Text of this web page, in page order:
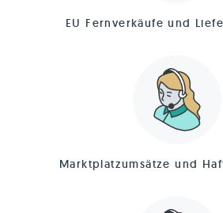
EU Fernverkäufe und
Marktplatzumsätze und